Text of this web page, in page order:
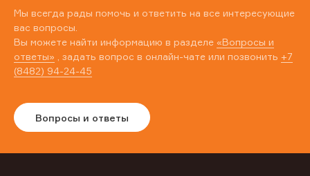
Мы всегда рады помочь и ответить на все интересующие
вас вопросы.
Вы можете найти информацию в разделе «Вопросы и
ответы» , задать вопрос в онлайн-чате или позвонить +7
(8482) 94-24-45
Вопросы и ответы